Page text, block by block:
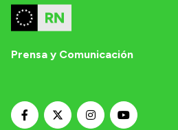
Prensa y Comunicación